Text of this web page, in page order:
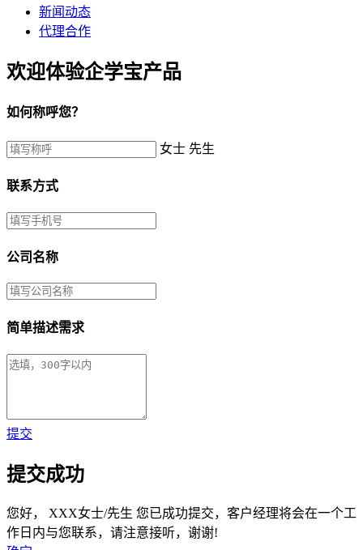
新闻动态
代理合作
欢迎体验企学宝产品
如何称呼您？
女士 先生
联系方式
公司名称
简单描述需求
提交
提交成功
您好， XXX女士/先生 您已成功提交，客户经理将会在一个工
作日内与您联系，请注意接听，谢谢!